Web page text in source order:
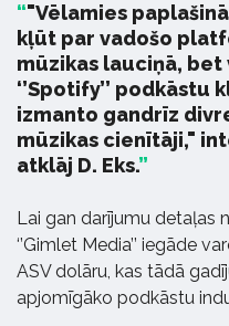
"Vēlamies
kļūt par vadošo
mūzikas lauciņā,
‘’Spotify’’
izmanto gandrīz
mūzikas cienītāji,"
atklāj D. Eks.
Lai gan darījumu detaļas
‘’Gimlet Media’’ iegāde
ASV dolāru, kas tādā
apjomīgāko podkāstu